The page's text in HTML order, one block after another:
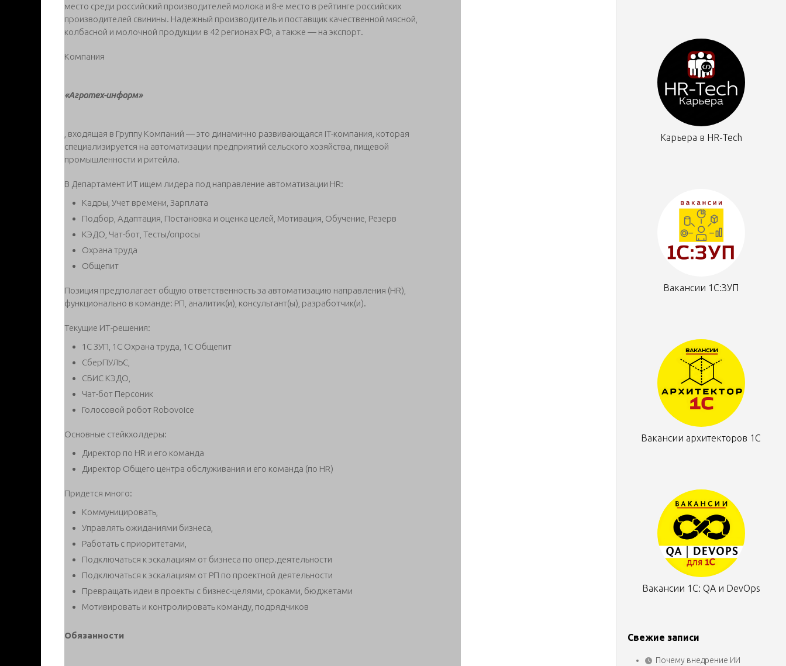
место среди российский производителей молока и 8-е место в рейтинге российских
производителей свинины. Надежный производитель и поставщик качественной мясной,
колбасной и молочной продукции в 42 регионах РФ, а также — на экспорт.
Компания
«Агротех-информ»
, входящая в Группу Компаний — это динамично развивающаяся IT-компания, которая
специализируется на автоматизации предприятий сельского хозяйства, пищевой
промышленности и ритейла.
В Департамент ИТ ищем лидера под направление автоматизации HR:
Кадры, Учет времени, Зарплата
Подбор, Адаптация, Постановка и оценка целей, Мотивация, Обучение, Резерв
КЭДО, Чат-бот, Тесты/опросы
Охрана труда
Общепит
Позиция предполагает общую ответственность за автоматизацию направления (HR),
функционально в команде: РП, аналитик(и), консультант(ы), разработчик(и).
Текущие ИТ-решения:
1С ЗУП, 1С Охрана труда, 1С Общепит
СберПУЛЬС,
СБИС КЭДО,
Чат-бот Персоник
Голосовой робот Robovoice
Основные стейкхолдеры:
Директор по HR и его команда
Директор Общего центра обслуживания и его команда (по HR)
Придется много:
Коммуницировать,
Управлять ожиданиями бизнеса,
Работать с приоритетами,
Подключаться к эскалациям от бизнеса по опер.деятельности
Подключаться к эскалациям от РП по проектной деятельности
Превращать идеи в проекты с бизнес-целями, сроками, бюджетами
Мотивировать и контролировать команду, подрядчиков
Обязанности
Карьера в HR-Tech
Вакансии 1С:ЗУП
Вакансии архитекторов 1С
Вакансии 1С: QA и DevOps
Свежие записи
Почему внедрение ИИ